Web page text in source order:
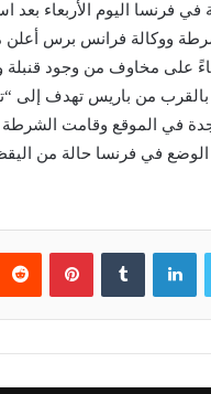
في فرنسا اليوم الأربعاء
ووكالة فرانس برس
بناءً على مخاوف من وجود
بالقرب من باريس تهدف إلى
في الموقع وقامت الشرطة
لينكدإن